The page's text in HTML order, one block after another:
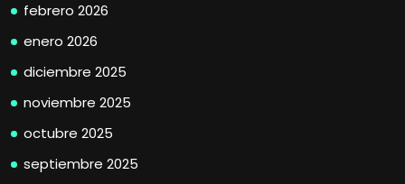
febrero 2026
enero 2026
diciembre 2025
noviembre 2025
octubre 2025
septiembre 2025